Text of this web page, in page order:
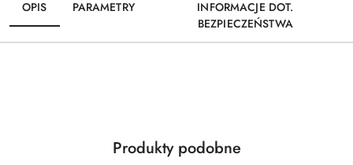
OPIS PARAMETRY
INFORMACJE DOT.
BEZPIECZEŃSTWA
Pomiń karuzelę produktów
Produkty
Produkty podobne